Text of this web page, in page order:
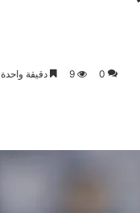
0
9 دقيقة واحدة